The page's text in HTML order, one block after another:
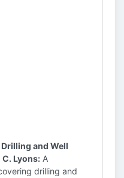
and Well
Lyons: A
drilling and